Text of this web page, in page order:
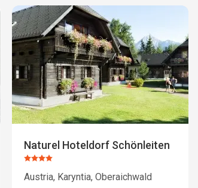
Naturel Hoteldorf Schönleiten
Ocena:
4/5
Austria, Karyntia, Oberaichwald